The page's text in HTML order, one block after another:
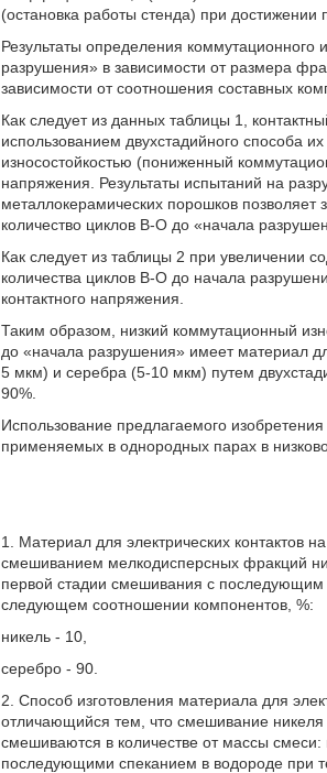
(остановка работы стенда) при достижении
Результаты определения коммутационного
разрушения» в зависимости от размера
зависимости от соотношения составных
Как следует из данных таблицы 1,
использованием двухстадийного способа
износостойкостью (пониженный
напряжения. Результаты испытаний на
металлокерамических порошков позволяет
количество циклов В-О до «начала
Как следует из таблицы 2 при увеличении
количества циклов В-О до начала
контактного напряжения.
Таким образом, низкий коммутационный
до «начала разрушения» имеет материал
5 мкм) и серебра (5-10 мкм) путем
90%.
Использование предлагаемого изобретения
применяемых в однородных парах в
1. Материал для электрических контактов
смешиванием мелкодисперсных фракций
первой стадии смешивания с последующим
следующем соотношении компонентов, %:
никель - 10,
серебро - 90.
2. Способ изготовления материала для
отличающийся тем, что смешивание
смешиваются в количестве от массы
последующими спеканием в водороде при